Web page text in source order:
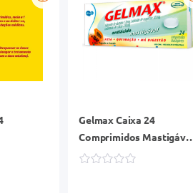
Gelmax Caixa 24
Comprimidos
Sabor Papaia Cassis